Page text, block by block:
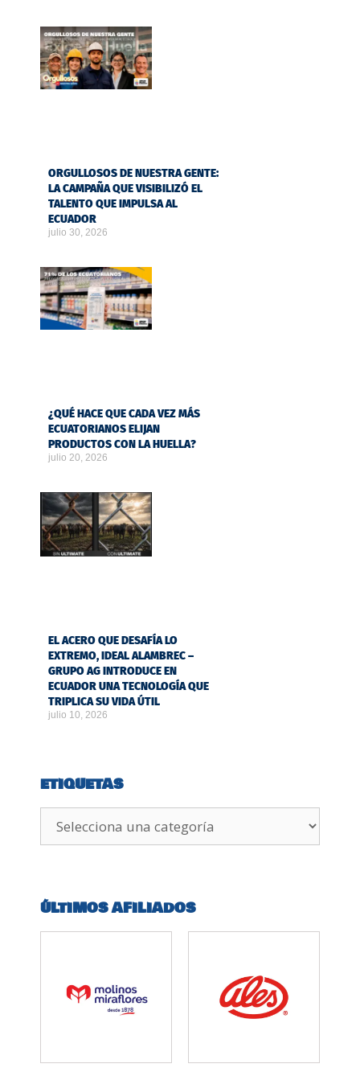
ORGULLOSOS DE NUESTRA GENTE:
LA CAMPAÑA QUE VISIBILIZÓ EL
TALENTO QUE IMPULSA AL
ECUADOR
julio 30, 2026
¿QUÉ HACE QUE CADA VEZ MÁS
ECUATORIANOS ELIJAN
PRODUCTOS CON LA HUELLA?
julio 20, 2026
EL ACERO QUE DESAFÍA LO
EXTREMO, IDEAL ALAMBREC –
GRUPO AG INTRODUCE EN
ECUADOR UNA TECNOLOGÍA QUE
TRIPLICA SU VIDA ÚTIL
julio 10, 2026
ETIQUETAS
ÚLTIMOS AFILIADOS